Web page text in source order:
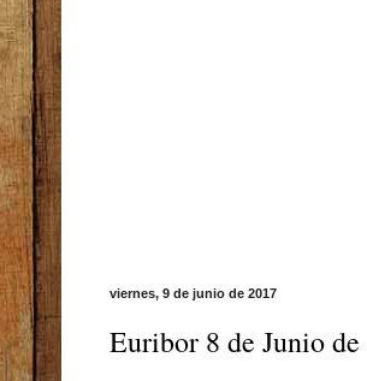
viernes, 9 de junio de 2017
Euribor 8 de Junio